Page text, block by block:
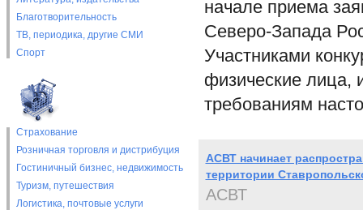
Благотворительность
ТВ, периодика, другие СМИ
Спорт
Страхование
Розничная торговля и дистрибуция
Гостиничный бизнес, недвижимость
Туризм, путешествия
Логистика, почтовые услуги
начале приема
Северо-Запада
Участниками
физические лица,
требованиям
АСВТ начинает
территории
АСВТ